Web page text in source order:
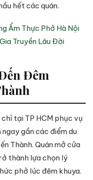
hết các quán.
Ẩm Thực Phở Hà Nội
Truyền Lâu Đời
Đêm
tại TP HCM phục vụ
gần các điểm du
Thành. Quán mở cửa
thành lựa chọn lý
phở lúc đêm khuya.